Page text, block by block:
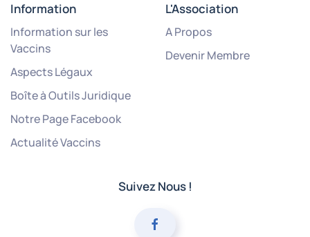
Information
Information sur les
Vaccins
Aspects Légaux
Boîte à Outils Juridique
Notre Page Facebook
Actualité Vaccins
L'Association
A Propos
Devenir Membre
Suivez Nous !